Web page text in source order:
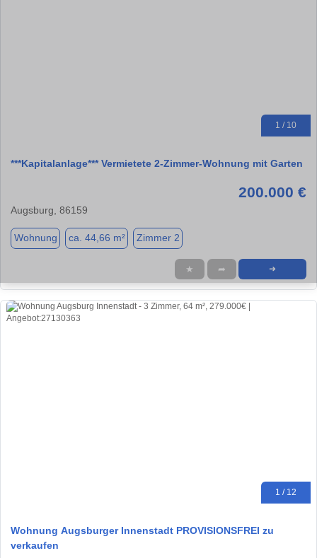
1 / 10
***Kapitalanlage*** Vermietete 2-Zimmer-Wohnung mit Garten
200.000 €
Augsburg, 86159
Wohnung ca. 44,66 m² Zimmer 2
★ ➦ ➜
1 / 12
Wohnung Augsburger Innenstadt PROVISIONSFREI zu
verkaufen